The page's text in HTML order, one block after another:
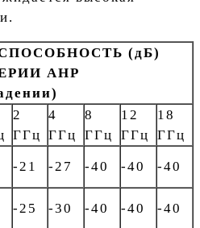
(дБ)
AHP
2
ГГц
4
ГГц
8
ГГц
12
ГГц
18
ГГц
-21 -27 -40 -40 -40
-25 -30 -40 -40 -40